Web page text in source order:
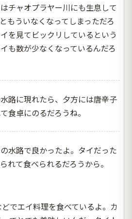
チャオプラヤー川にも生息して
もういなくなってしまっただろ
を見てビックリしているという
も数が少なくなっているんだろ
路に現れたら、夕方には唐辛子
食卓にのるだろうね。
水路で良かったよ。タイだった
れて食べられるだろうから。
でエイ料理を食べているよ。カ